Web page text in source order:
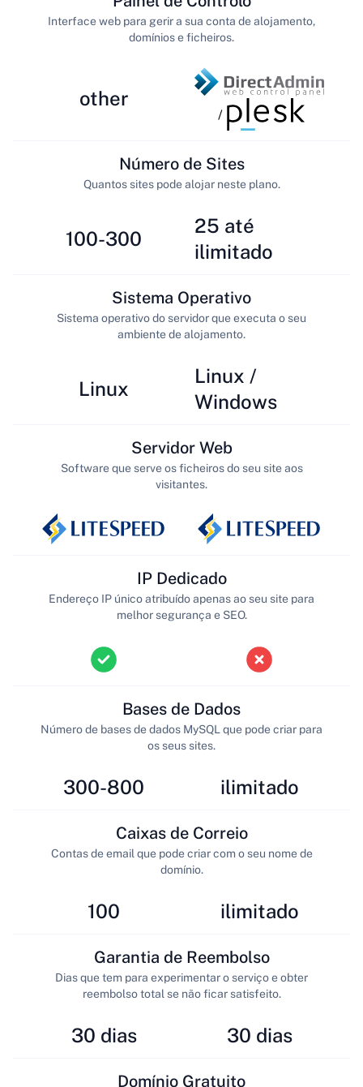
other
Interface web para gerir a sua conta de alojamento,
domínios e ficheiros.
/
100-300
Número de Sites
Quantos sites pode alojar neste plano.
25 até
ilimitado
Linux
Sistema Operativo
Sistema operativo do servidor que executa o seu
ambiente de alojamento.
Linux /
Windows
Servidor Web
Software que serve os ficheiros do seu site aos
visitantes.
IP Dedicado
Endereço IP único atribuído apenas ao seu site para
melhor segurança e SEO.
300-800
Bases de Dados
Número de bases de dados MySQL que pode criar para
os seus sites.
ilimitado
100
Caixas de Correio
Contas de email que pode criar com o seu nome de
domínio.
ilimitado
30 dias
Garantia de Reembolso
Dias que tem para experimentar o serviço e obter
reembolso total se não ficar satisfeito.
30 dias
Domínio Gratuito